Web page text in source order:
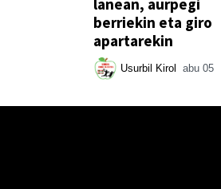
berriekin eta giro
apartarekin
Usurbil Kirol abu 05